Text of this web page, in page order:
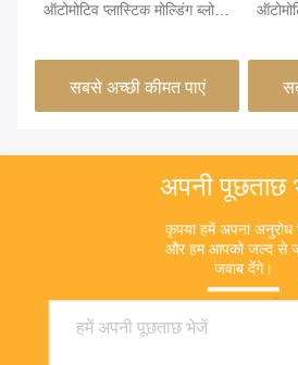
ऑटोमोटिव प्लास्टिक मोल्डिंग ब्लोइंग
सबसे अच्छी कीमत पाएं
अपनी
कृपया हमें अपना
और हम आपको जल्द से
जवाब देंगे।